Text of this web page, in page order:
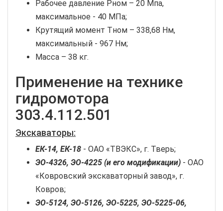
Рабочее давление Pном – 20 Мпа,
максимальное - 40 МПа;
Крутящий момент Tном – 338,68 Нм,
максимальный - 967 Нм;
Масса – 38 кг.
Применение на технике
гидромотора
303.4.112.501
Экскаваторы:
ЕК-14, ЕК-18 - ОАО «ТВЭКС», г. Тверь;
ЭО-4326, ЭО-4225 (и его модификации) - ОАО
«Ковровский экскаваторный завод», г.
Ковров;
ЭО-5124, ЭО-5126, ЭО-5225, ЭО-5225-06,